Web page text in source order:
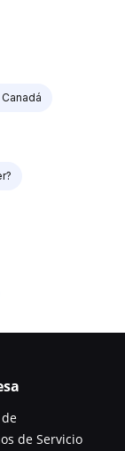
de Servicio